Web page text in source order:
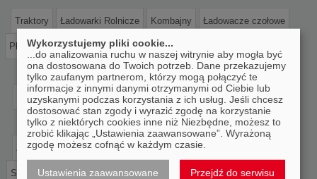
Traktory Ładowarki Rolnicze Kombajny Ładowacze czołowe
Pługi Agregaty uprawowe Wały uprawowe
Siewniki Sadzarki Kopaczki Głębosze Glebogryzarki
Rozrzutniki Rozsiewacze nawozów Opryskiwacze Kosiarki
Pielniki Ścielarki Przyczepy Prasy Owijarki do bel
Zgrabiarki do siana Czyszczalnie do ziarna
Systemy nawadniające Osprzęt i akcesoria Pozostałe maszyny
Magazyn
Części zamienne
Wynajem i Usługi
Oferty Pracy
Wykorzystujemy pliki cookie...
...do analizowania ruchu w naszej witrynie aby mogła być
ona dostosowana do Twoich potrzeb. Dane przekazujemy
tylko zaufanym partnerom, którzy mogą połączyć te
informacje z innymi danymi otrzymanymi od Ciebie lub
uzyskanymi podczas korzystania z ich usług. Jeśli chcesz
dostosować stan zgody i wyrazić zgodę na korzystanie
tylko z niektórych cookies inne niż Niezbędne, możesz to
zrobić klikając „Ustawienia zaawansowane”. Wyrażoną
zgodę możesz cofnąć w każdym czasie.
Ustawienia zaawansowane Przejdź do serwisu